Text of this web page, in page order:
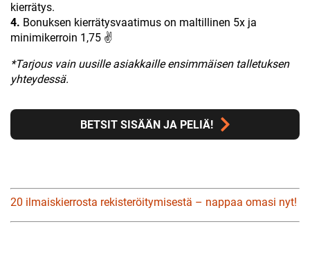
kierrätys.
4. Bonuksen kierrätysvaatimus on maltillinen 5x ja
minimikerroin 1,75 ✌
*Tarjous vain uusille asiakkaille ensimmäisen talletuksen
yhteydessä.
BETSIT SISÄÄN JA PELIÄ!
20 ilmaiskierrosta rekisteröitymisestä – nappaa omasi nyt!